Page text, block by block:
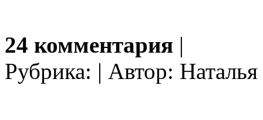
24 комментария |
Рубрика: | Автор: Наталья